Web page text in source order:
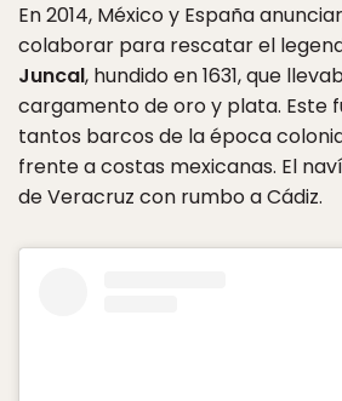
En 2014, México y España
colaborar para rescatar el
Juncal, hundido en 1631, que
cargamento de oro y plata. Este
tantos barcos de la época
frente a costas mexicanas. El
de Veracruz con rumbo a Cádiz.